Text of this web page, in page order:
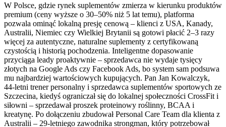
W Polsce, gdzie rynek suplementów zmierza w kierunku produktów
premium (ceny wyższe o 30–50% niż 5 lat temu), platforma
pozwala ominąć lokalną presję cenową – klienci z USA, Kanady,
Australii, Niemiec czy Wielkiej Brytanii są gotowi płacić 2–3 razy
więcej za autentyczne, naturalne suplementy z certyfikowaną
czystością i historią pochodzenia. Inteligentne dopasowanie
przyciąga leady proaktywnie – sprzedawca nie wydaje tysięcy
złotych na Google Ads czy Facebook Ads, bo system sam podsuwa
mu najbardziej wartościowych kupujących. Pan Jan Kowalczyk,
44-letni trener personalny i sprzedawca suplementów sportowych ze
Szczecina, kiedyś ograniczał się do lokalnej społeczności CrossFit i
siłowni – sprzedawał proszek proteinowy roślinny, BCAA i
kreatynę. Po dołączeniu zbudował Personal Care Team dla klienta z
Australii – 29-letniego zawodnika strongman, który potrzebował